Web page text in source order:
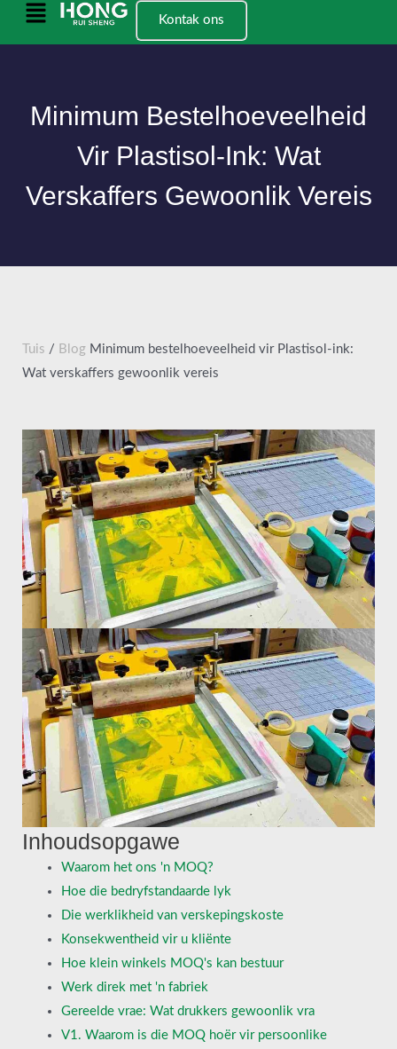
SlaanHoofkieslys Kontak ons
Minimum Bestelhoeveelheid
Vir Plastisol-Ink: Wat
Verskaffers Gewoonlik Vereis
Tuis / Blog Minimum bestelhoeveelheid vir Plastisol-ink:
Wat verskaffers gewoonlik vereis
Inhoudsopgawe
Waarom het ons 'n MOQ?
Hoe die bedryfstandaarde lyk
Die werklikheid van verskepingskoste
Konsekwentheid vir u kliënte
Hoe klein winkels MOQ's kan bestuur
Werk direk met 'n fabriek
Gereelde vrae: Wat drukkers gewoonlik vra
V1. Waarom is die MOQ hoër vir persoonlike